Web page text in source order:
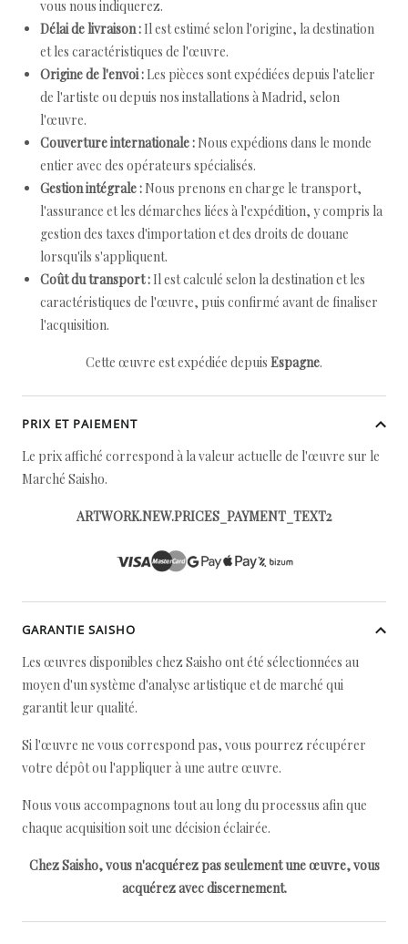
vous nous indiquerez.
Délai de livraison : Il est estimé selon l'origine, la destination
et les caractéristiques de l'œuvre.
Origine de l'envoi : Les pièces sont expédiées depuis l'atelier
de l'artiste ou depuis nos installations à Madrid, selon
l'œuvre.
Couverture internationale : Nous expédions dans le monde
entier avec des opérateurs spécialisés.
Gestion intégrale : Nous prenons en charge le transport,
l'assurance et les démarches liées à l'expédition, y compris la
gestion des taxes d'importation et des droits de douane
lorsqu'ils s'appliquent.
Coût du transport : Il est calculé selon la destination et les
caractéristiques de l'œuvre, puis confirmé avant de finaliser
l'acquisition.
Cette œuvre est expédiée depuis Espagne.
PRIX ET PAIEMENT
Le prix affiché correspond à la valeur actuelle de l'œuvre sur le
Marché Saisho.
ARTWORK.NEW.PRICES_PAYMENT_TEXT2
GARANTIE SAISHO
Les œuvres disponibles chez Saisho ont été sélectionnées au
moyen d'un système d'analyse artistique et de marché qui
garantit leur qualité.
Si l'œuvre ne vous correspond pas, vous pourrez récupérer
votre dépôt ou l'appliquer à une autre œuvre.
Nous vous accompagnons tout au long du processus afin que
chaque acquisition soit une décision éclairée.
Chez Saisho, vous n'acquérez pas seulement une œuvre, vous
acquérez avec discernement.